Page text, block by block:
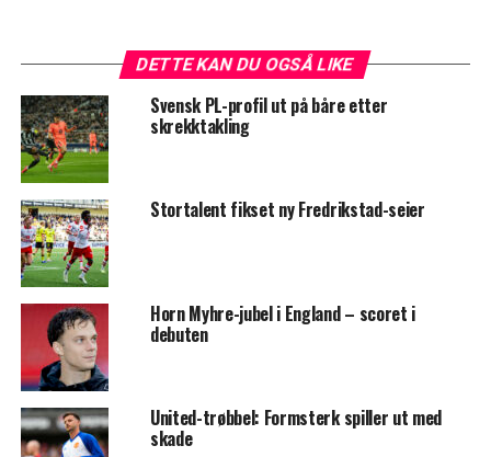
DETTE KAN DU OGSÅ LIKE
Svensk PL-profil ut på båre etter
skrekktakling
Stortalent fikset ny Fredrikstad-seier
Horn Myhre-jubel i England – scoret i
debuten
United-trøbbel: Formsterk spiller ut med
skade